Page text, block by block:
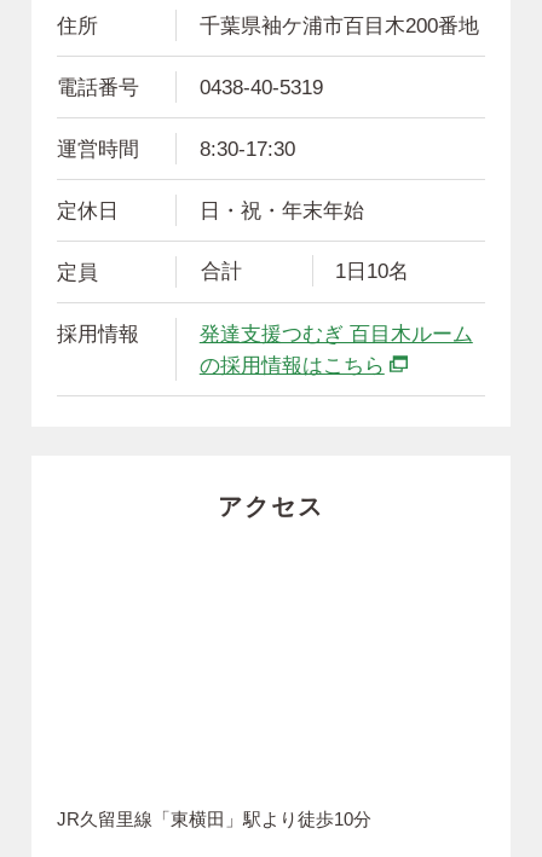
住所 千葉県袖ケ浦市百目木200番地
電話番号 0438-40-5319
運営時間 8:30-17:30
定休日 日・祝・年末年始
定員 合計 1日10名
採用情報
発達支援つむぎ 百目木ルーム
の採用情報はこちら 別ウィンドウで
アクセス
JR久留里線「東横田」駅より徒歩10分